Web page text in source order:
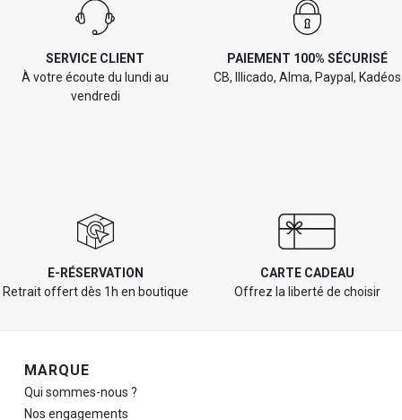
SERVICE CLIENT
À votre écoute du lundi au
vendredi
PAIEMENT 100% SÉCURISÉ
CB, Illicado, Alma, Paypal, Kadéos
E-RÉSERVATION
Retrait offert dès 1h en boutique
CARTE CADEAU
Offrez la liberté de choisir
Navigation de pied de page
MARQUE
Qui sommes-nous ?
Nos engagements